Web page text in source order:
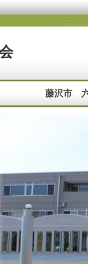
藤沢市